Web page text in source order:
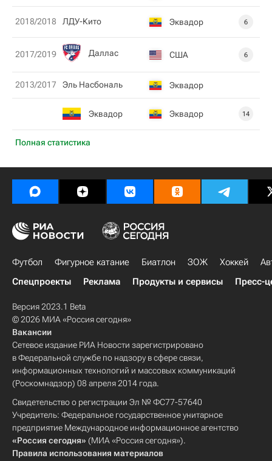
Полная статистика
2018/2018 ЛДУ-Кито Эквадор 6
2017/2019 Даллас США 6
2013/2017 Эль Насбональ Эквадор
Эквадор Эквадор 14
Футбол Фигурное катание Биатлон ЗОЖ Хоккей
Спецпроекты
Реклама Продукты и сервисы Пресс-
Версия 2023.1 Beta
© 2026 МИА «Россия сегодня»
Вакансии
Сетевое издание РИА Новости зарегистрировано
в Федеральной службе по надзору в сфере связи,
информационных технологий и массовых коммуникаций
(Роскомнадзор) 08 апреля 2014 года.
Свидетельство о регистрации Эл № ФС77-57640
Учредитель: Федеральное государственное унитарное
предприятие Международное информационное агентство
«Россия сегодня» (МИА «Россия сегодня»).
Правила использования материалов